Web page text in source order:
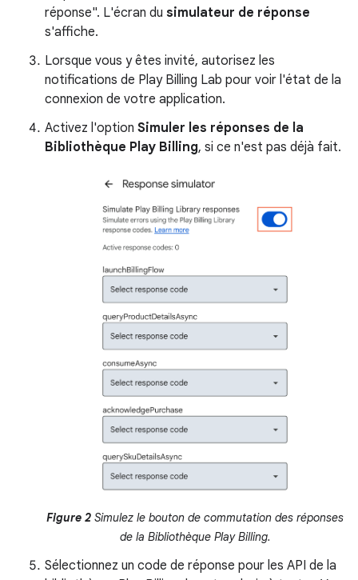
réponse". L'écran du simulateur de réponse
s'affiche.
Lorsque vous y êtes invité, autorisez les
notifications de Play Billing Lab pour voir l'état de la
connexion de votre application.
Activez l'option Simuler les réponses de la
Bibliothèque Play Billing, si ce n'est pas déjà fait.
Figure 2 Simulez le bouton de commutation des réponses
de la Bibliothèque Play Billing.
Sélectionnez un code de réponse pour les API de la